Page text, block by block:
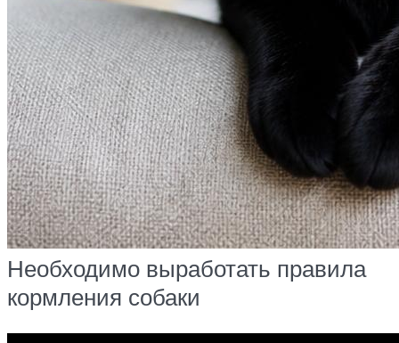
Необходимо выработать правила
кормления собаки